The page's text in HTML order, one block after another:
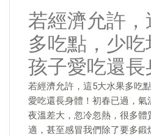
若經濟允許
多吃點，少吃
孩子愛吃還長
若經濟允許，這5大水果多吃
愛吃還長身體！初春已過，
夜溫差大，忽冷忽熱，很多體
適，甚至感冒我們除了要多鍛